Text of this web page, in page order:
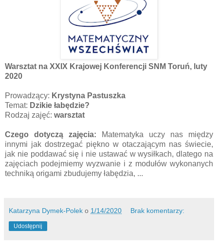
Warsztat na XXIX Krajowej Konferencji SNM Toruń, luty
2020
Prowadzący: Krystyna Pastuszka
Temat: Dzikie łabędzie?
Rodzaj zajęć: warsztat
Czego dotyczą zajęcia:
Matematyka uczy nas między
innymi jak dostrzegać piękno w otaczającym nas świecie,
jak nie poddawać się i nie ustawać w wysiłkach, dlatego na
zajęciach podejmiemy wyzwanie i z modułów wykonanych
techniką origami zbudujemy łabędzia, ...
Katarzyna Dymek-Polek o 1/14/2020 Brak komentarzy:
Udostępnij